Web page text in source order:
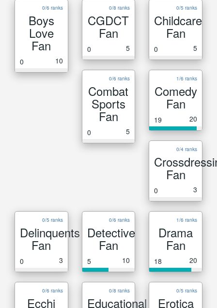
0/6 ranks
Boys
Love
Fan
0 10
0/8 ranks
CGDCT
Fan
0 5
0/5 ranks
Childcare
Fan
0 5
0/6 ranks
Combat
Sports
Fan
0 5
1/6 ranks
Comedy
Fan
19 20
0/4 ranks
Fan
0 3
0/5 ranks
Delinquents
Fan
0 3
0/6 ranks
Detective
Fan
5 10
1/6 ranks
Drama
Fan
18 20
0/6 ranks
Ecchi
0/8 ranks
Educational
0/5 ranks
Erotica